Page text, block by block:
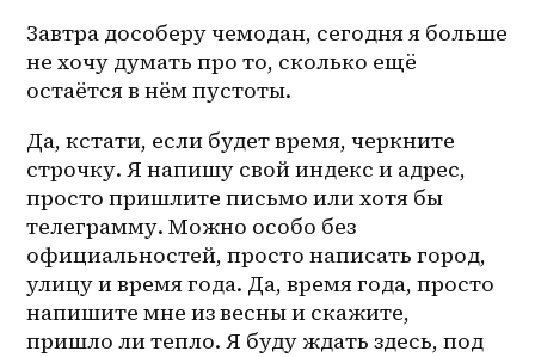
Завтра дособеру чемодан, сегодня я больше
не хочу думать про то, сколько ещё
остаётся в нём пустоты.
Да, кстати, если будет время, черкните
строчку. Я напишу свой индекс и адрес,
просто пришлите письмо или хотя бы
телеграмму. Можно особо без
официальностей, просто написать город,
улицу и время года. Да, время года, просто
напишите мне из весны и скажите,
пришло ли тепло. Я буду ждать здесь, под